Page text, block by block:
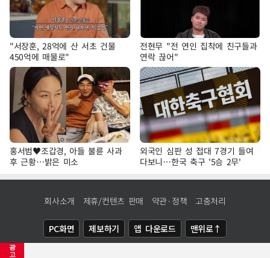
광
고
"서장훈, 28억에 산 서초 건물
450억에 매물로"
전현무 "전 연인 집착에 친구들과
연락 끊어"
홍서범♥조갑경, 아들 불륜 사과
후 근황…밝은 미소
외국인 심판 성 접대 7경기 들여
다보니…한국 축구 '5승 2무'
회사소개 제휴/컨텐츠 판매 약관·정책 고충처리
PC화면 제보하기 앱 다운로드 맨위로↑